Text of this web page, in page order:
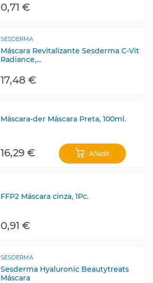
0,71 €
SESDERMA
Máscara Revitalizante Sesderma C-Vit
Radiance,...
17,48 €
Máscara-der Máscara Preta, 100ml.
16,29 € Añadir
FFP2 Máscara cinza, 1Pc.
0,91 €
SESDERMA
Sesderma Hyaluronic Beautytreats
Máscara